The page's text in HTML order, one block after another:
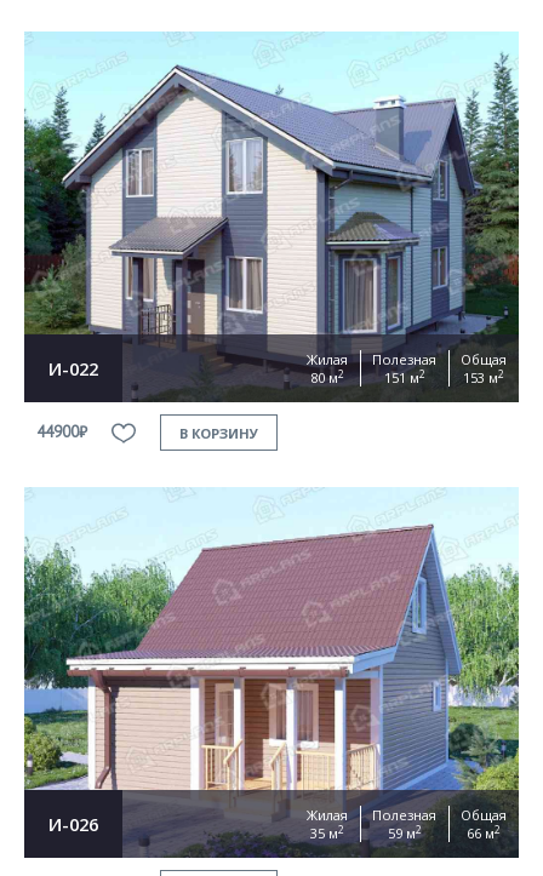
И-022
Жилая
80 м2
Полезная
151 м2
Общая
153 м2
44900₽ В КОРЗИНУ
И-026
Жилая
35 м2
Полезная
59 м2
Общая
66 м2